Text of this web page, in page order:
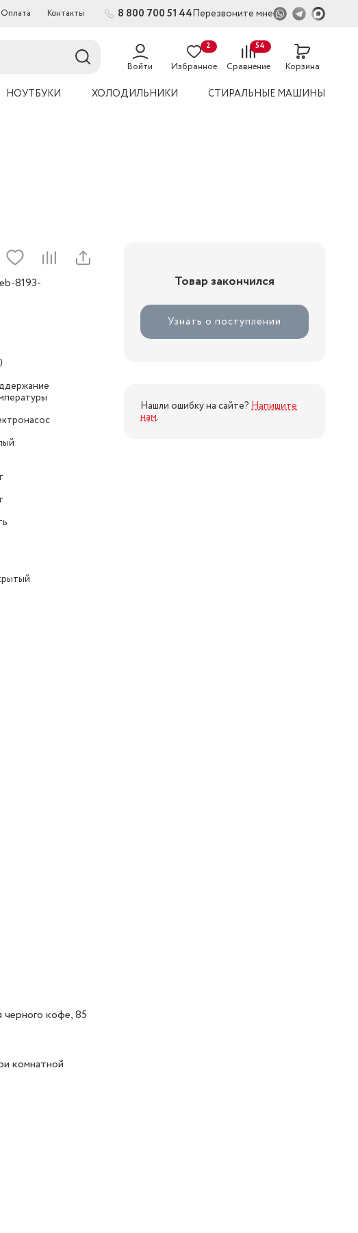
Оплата Контакты 8 800 700 51 44Перезвоните мне
Войти Избранное
2
Сравнение
54
Корзина
НОУТБУКИ ХОЛОДИЛЬНИКИ СТИРАЛЬНЫЕ МАШИНЫ
8193-
Товар закончился
Узнать о поступлении
Нашли ошибку на сайте? Напишите
нам.
кофе, 85
комнатной